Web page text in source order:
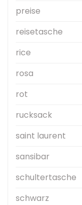
preise
reisetasche
rice
rosa
rot
rucksack
saint laurent
sansibar
schultertasche
schwarz